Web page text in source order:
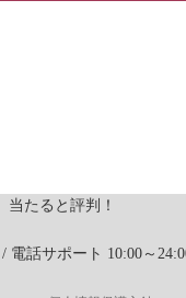
当たると評判！
電話サポート 10:00～